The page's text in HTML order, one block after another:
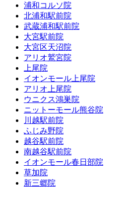
浦和コルソ院
北浦和駅前院
武蔵浦和駅前院
大宮駅前院
大宮区天沼院
アリオ鷲宮院
上尾院
イオンモール上尾院
アリオ上尾院
ウニクス鴻巣院
ニットーモール熊谷院
川越駅前院
ふじみ野院
越谷駅前院
南越谷駅前院
イオンモール春日部院
草加院
新三郷院